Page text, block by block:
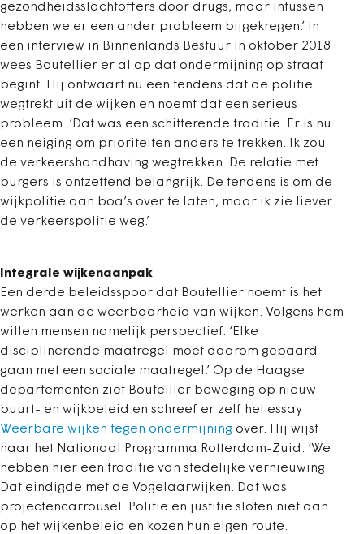
gezondheidsslachtoffers door drugs, maar intussen
hebben we er een ander probleem bijgekregen.’ In
een interview in Binnenlands Bestuur in oktober 2018
wees Boutellier er al op dat ondermijning op straat
begint. Hij ontwaart nu een tendens dat de politie
wegtrekt uit de wijken en noemt dat een serieus
probleem. ‘Dat was een schitterende traditie. Er is nu
een neiging om prioriteiten anders te trekken. Ik zou
de verkeershandhaving wegtrekken. De relatie met
burgers is ontzettend belangrijk. De tendens is om de
wijkpolitie aan boa’s over te laten, maar ik zie liever
de verkeerspolitie weg.’
Integrale wijkenaanpak
Een derde beleidsspoor dat Boutellier noemt is het
werken aan de weerbaarheid van wijken. Volgens hem
willen mensen namelijk perspectief. ‘Elke
disciplinerende maatregel moet daarom gepaard
gaan met een sociale maatregel.’ Op de Haagse
departementen ziet Boutellier beweging op nieuw
buurt- en wijkbeleid en schreef er zelf het essay
Weerbare wijken tegen ondermijning over. Hij wijst
naar het Nationaal Programma Rotterdam-Zuid. ‘We
hebben hier een traditie van stedelijke vernieuwing.
Dat eindigde met de Vogelaarwijken. Dat was
projectencarrousel. Politie en justitie sloten niet aan
op het wijkenbeleid en kozen hun eigen route.